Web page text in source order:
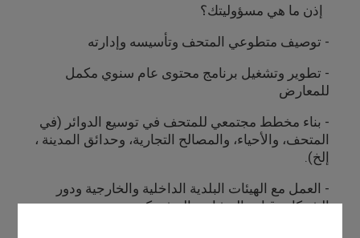
إذن ما هي مسؤوليتك؟
- توصيف متطوعي المتحف وتأسيسه وإدارته
- تطوير وتشغيل برنامج محتوى عام سنوي مكمل
للمعارض
- بناء مخطط مجتمعي للمتحف في توسيع الدوائر (في
المتحف، والأحياء، والمصالح التجارية، وحدائق المدينة ،
إلخ).
- العمل مع الهيئات البلدية الداخلية والخارجية ودور
الشركاء وقيادة المشاريع المشتركة